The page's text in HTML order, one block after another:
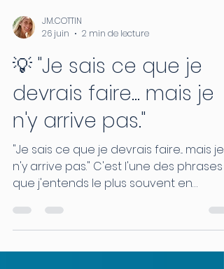
JM.COTTIN
26 juin
2 min de lecture
💡 "Je sais ce que je
devrais faire... mais je
n'y arrive pas."
"Je sais ce que je devrais faire... mais je
n'y arrive pas." C'est l'une des phrases
problème n'est généralement pas un